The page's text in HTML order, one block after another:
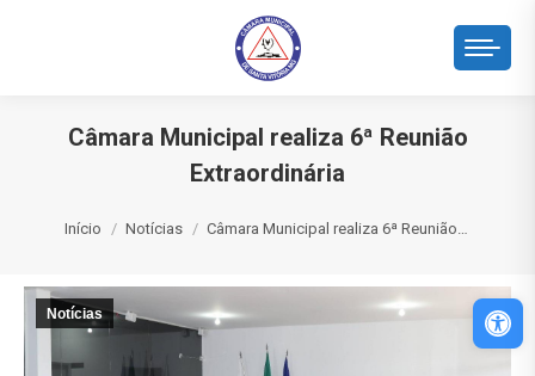
Câmara Municipal realiza 6ª Reunião
Extraordinária
Início Notícias Câmara Municipal realiza 6ª Reunião…
Notícias